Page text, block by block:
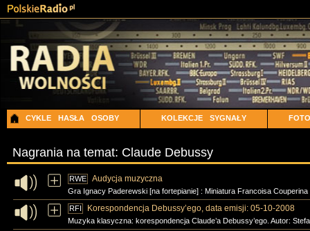
CYKLE HASŁA OSOBY KOLEKCJE SYGNAŁY FOTO
Nagrania na temat: Claude Debussy
RWE Audycja muzyczna
Gra Ignacy Paderewski [na fortepianie] : Miniatura Francoisa
RFI Korespondencja Debussy’ego, data emisji: 05-10-2008
Muzyka klasyczna: korespondencja Claude’a Debussy’ego. Autor: